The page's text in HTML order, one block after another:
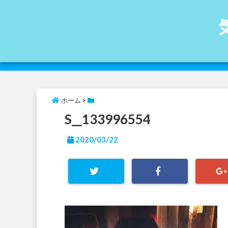
ホーム >
S__133996554
2020/03/22